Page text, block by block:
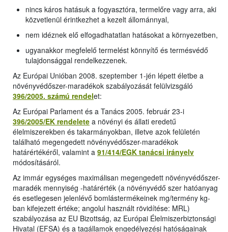
nincs káros hatásuk a fogyasztóra, termelőre vagy arra, aki
közvetlenül érintkezhet a kezelt állománnyal,
nem idéznek elő elfogadhatatlan hatásokat a környezetben,
ugyanakkor megfelelő termelést könnyítő és termésvédő
tulajdonsággal rendelkezzenek.
Az Európai Unióban 2008. szeptember 1-jén lépett életbe a
növényvédőszer-maradékok szabályozását felülvizsgáló
396/2005. számú rendelet:
Az Európai Parlament és a Tanács 2005. február 23-i
396/2005/EK rendelete a növényi és állati eredetű
élelmiszerekben és takarmányokban, illetve azok felületén
található megengedett növényvédőszer-maradékok
határértékéről, valamint a 91/414/EGK tanácsi irányelv
módosításáról.
Az immár egységes maximálisan megengedett növényvédőszer-
maradék mennyiség -határérték (a növényvédő szer hatóanyag
és esetlegesen jelenlévő bomlástermékeinek mg/termény kg-
ban kifejezett értéke; angolul használt rövidítése: MRL)
szabályozása az EU Bizottság, az Európai Élelmiszerbiztonsági
Hivatal (EFSA) és a tagállamok engedélyezési hatóságainak